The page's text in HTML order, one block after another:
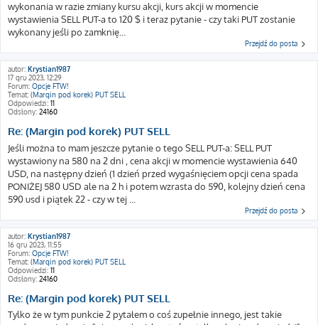
wykonania w razie zmiany kursu akcji, kurs akcji w momencie
wystawienia SELL PUT-a to 120 $ i teraz pytanie - czy taki PUT zostanie
wykonany jeśli po zamknię...
Przejdź do posta
autor: Krystian1987
17 gru 2023, 12:29
Forum: Opcje FTW!
Temat: (Margin pod korek) PUT SELL
Odpowiedzi: 11
Odsłony: 24160
Re: (Margin pod korek) PUT SELL
Jeśli można to mam jeszcze pytanie o tego SELL PUT-a: SELL PUT
wystawiony na 580 na 2 dni , cena akcji w momencie wystawienia 640
USD, na następny dzień (1 dzień przed wygaśnięciem opcji cena spada
PONIŻEJ 580 USD ale na 2 h i potem wzrasta do 590, kolejny dzień cena
590 usd i piątek 22 - czy w tej ...
Przejdź do posta
autor: Krystian1987
16 gru 2023, 11:55
Forum: Opcje FTW!
Temat: (Margin pod korek) PUT SELL
Odpowiedzi: 11
Odsłony: 24160
Re: (Margin pod korek) PUT SELL
Tylko że w tym punkcie 2 pytałem o coś zupełnie innego, jest takie